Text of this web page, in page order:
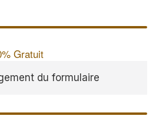
Gratuit
du formulaire